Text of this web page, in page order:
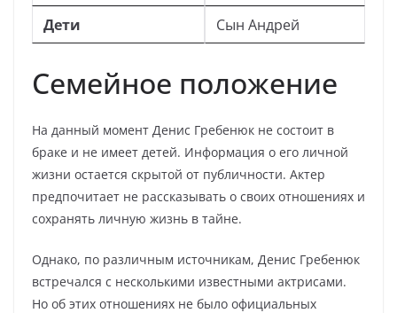
Дети
Сын Андрей
Семейное положение
На данный момент Денис Гребенюк не состоит в
браке и не имеет детей. Информация о его личной
жизни остается скрытой от публичности. Актер
предпочитает не рассказывать о своих отношениях и
сохранять личную жизнь в тайне.
Однако, по различным источникам, Денис Гребенюк
встречался с несколькими известными актрисами.
Но об этих отношениях не было официальных